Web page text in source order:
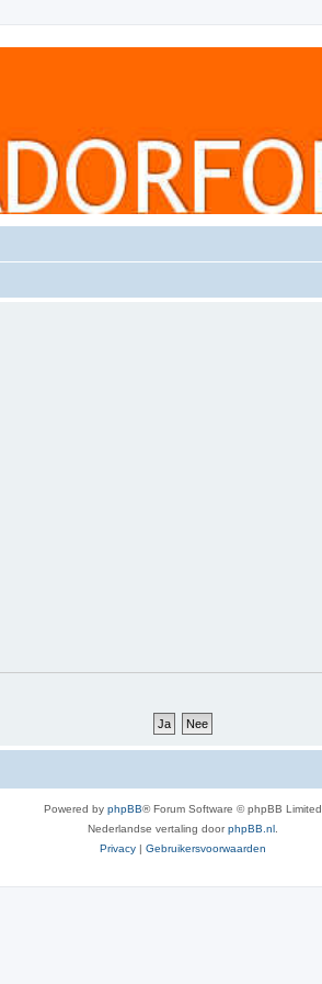
Powered by phpBB® Forum Software © phpBB Limited
Nederlandse vertaling doorphpBB.nl.
Privacy | Gebruikersvoorwaarden